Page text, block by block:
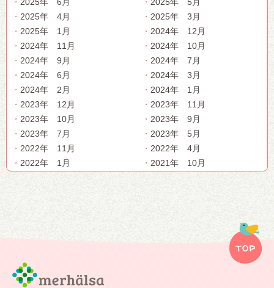
2025年 4月
2025年 3月
2025年 1月
2024年 12月
2024年 11月
2024年 10月
2024年 9月
2024年 7月
2024年 6月
2024年 3月
2024年 2月
2024年 1月
2023年 12月
2023年 11月
2023年 10月
2023年 9月
2023年 7月
2023年 5月
2022年 11月
2022年 4月
2022年 1月
2021年 10月